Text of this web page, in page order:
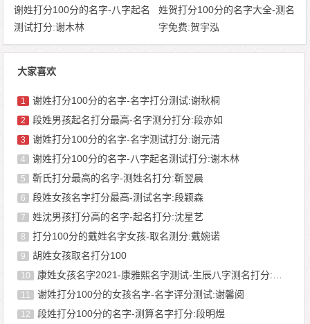
谢姓打分100分的名字-八字起名
测试打分:谢木林
姓贺打分100分的名字大全-测名
字免费:贺宇泓
大家喜欢
1 谢姓打分100分的名字-名字打分测试:谢秋桐
2 段姓男孩起名打分最高-名字测分打分:段亦如
3 谢姓打分100分的名字-名字测试打分:谢元清
4 谢姓打分100分的名字-八字起名测试打分:谢木林
5 靳氏打分最高的名字-测姓名打分:靳翌晨
6 段姓女孩名字打分最高-测试名字:段颖森
7 姓沈男孩打分高的名字-起名打分:沈星艺
8 打分100分的戴姓名字女孩-取名测分:戴婉诺
9 胡姓女孩取名打分100
10 康姓女孩名字2021-康雅熙名字测试-生辰八字测名打分:康一雯
11 谢姓打分100分的女孩名字-名字评分测试:谢馨阅
12 段姓打分100分的名字-测算名字打分:段明煜